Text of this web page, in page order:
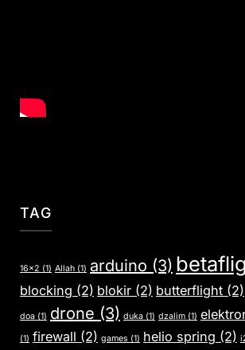
TAG
16x2 (1) Allah (1) arduino (3)
blocking (2) blokir (2) butterflight (2)
doa (1) drone (3) duka (1) dzalim (1)
(1) firewall (2) games (1) helio spring (2)